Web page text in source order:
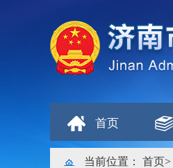
首页
当前位置： 首页>